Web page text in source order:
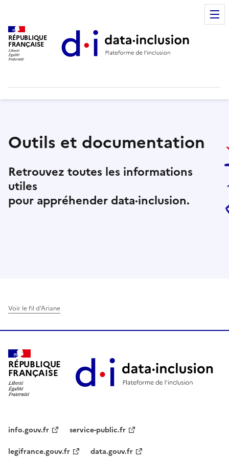
RÉPUBLIQUE
FRANÇAISE
Outils et documentation
Retrouvez toutes les informations
utiles
pour appréhender data·inclusion.
Voir le fil d’Ariane
RÉPUBLIQUE
FRANÇAISE
info.gouv.fr
service-public.fr
legifrance.gouv.fr
data.gouv.fr